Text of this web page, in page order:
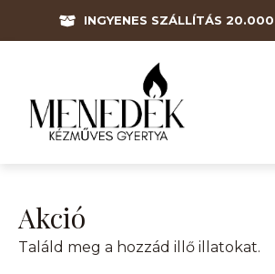
INGYENES SZÁLLÍTÁS
Akció
Találd meg a hozzád illő illatokat.